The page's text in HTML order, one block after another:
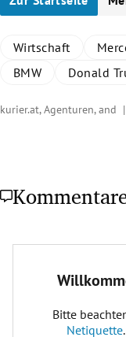
Wirtschaft
BMW
Donald
kurier.at, Agenturen, and |